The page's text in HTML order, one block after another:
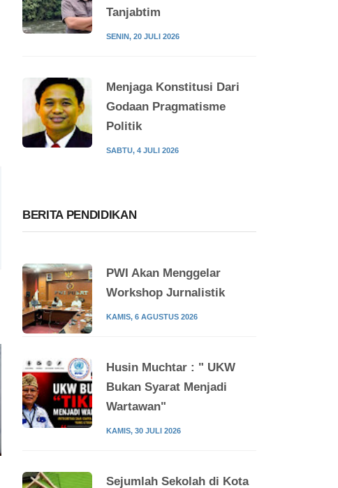
Tanjabtim
SENIN, 20 JULI 2026
Menjaga Konstitusi Dari
Godaan Pragmatisme
Politik
SABTU, 4 JULI 2026
BERITA PENDIDIKAN
PWI Akan Menggelar
Workshop Jurnalistik
KAMIS, 6 AGUSTUS 2026
Husin Muchtar : " UKW
Bukan Syarat Menjadi
Wartawan"
KAMIS, 30 JULI 2026
Sejumlah Sekolah di Kota